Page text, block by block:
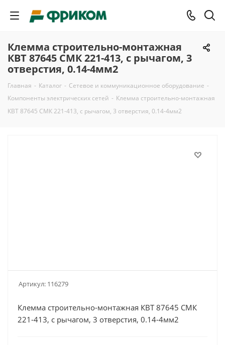
Клемма строительно-монтажная
КВТ 87645 СМК 221-413, с рычагом, 3
отверстия, 0.14-4мм2
Главная - Каталог - Сетевое и коммуникационное оборудование -
Компоненты электрических сетей - Клемма строительно-монтажная
КВТ 87645 СМК 221-413, с рычагом, 3 отверстия, 0.14-4мм2
Артикул: 116279
Клемма строительно-монтажная КВТ 87645 СМК
221-413, с рычагом, 3 отверстия, 0.14-4мм2